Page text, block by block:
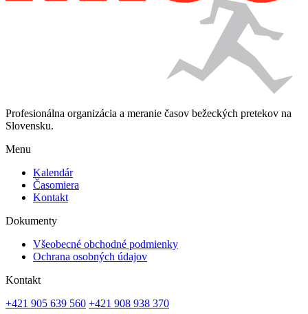
Profesionálna organizácia a meranie časov bežeckých pretekov na
Slovensku.
Menu
Kalendár
Časomiera
Kontakt
Dokumenty
Všeobecné obchodné podmienky
Ochrana osobných údajov
Kontakt
+421 905 639 560 +421 908 938 370